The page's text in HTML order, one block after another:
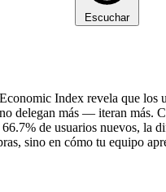
Escuchar
Index revela que los
delegan más — iteran más.
de usuarios nuevos, la
sino en cómo tu equipo